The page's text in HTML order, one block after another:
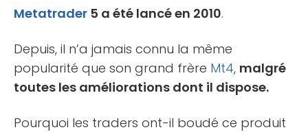
Metatrader 5 a été lancé en 2010.
Depuis, il n’a jamais connu la même
popularité que son grand frère Mt4, malgré
toutes les améliorations dont il dispose.
Pourquoi les traders ont-il boudé ce produit